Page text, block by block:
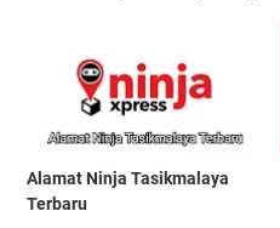
Alamat Ninja Tasikmalaya
Terbaru